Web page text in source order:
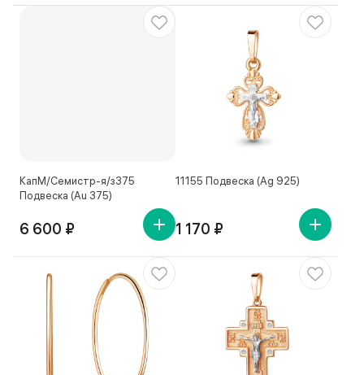
КапМ/Семистр-я/з375
Подвеска (Au 375)
6 600 ₽
11155 Подвеска (Ag 925)
1 170 ₽